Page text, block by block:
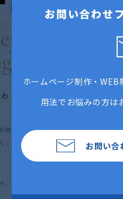
お問い合わせ
ホームページ制作・
用法で お悩みの方は
お問い合